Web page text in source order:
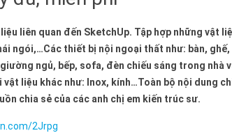
liên quan đến SketchUp. Tập hợp những vật
ngói,…Các thiết bị nội ngoại thất như: bàn, ghế,
ngủ, bếp, sofa, đèn chiếu sáng trong nhà
liệu khác như: Inox, kính…Toàn bộ nội dung
chia sẻ của các anh chị em kiến trúc sư.
2Jrpg